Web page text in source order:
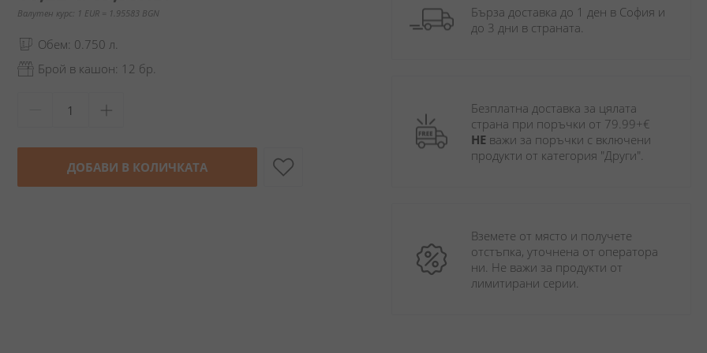
Валутен курс: 1 EUR = 1.95583 BGN
Обем: 0.750 л.
Брой в кашон: 12 бр.
ДОБАВИ В КОЛИЧКАТА
Бърза доставка до 1 ден в София и
до 3 дни в страната.
Безплатна доставка за цялата
НЕ важи за поръчки с включени
продукти от категория "Други".
Вземете от място и получете
отстъпка, уточнена от оператора
ни. Не важи за продукти от
лимитирани серии.